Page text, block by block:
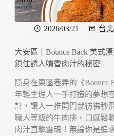
2026/03/21 台
大安區｜Bounce Back 美式
鎖住誘人噴香肉汁的秘密
隱身在東區巷弄的《Bounce
年輕主理人一手打造的夢想
計，讓人一推開門就彷彿秒
職人等級的牛肉排，口感鬆
肉汁直擊靈魂！無論你是追